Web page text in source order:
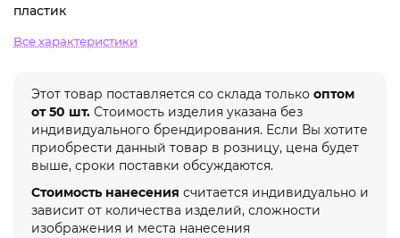
пластик
Все характеристики
Этот товар поставляется со склада только оптом
от 50 шт. Стоимость изделия указана без
индивидуального брендирования. Если Вы хотите
приобрести данный товар в розницу, цена будет
выше, сроки поставки обсуждаются.
Стоимость нанесения считается индивидуально и
зависит от количества изделий, сложности
изображения и места нанесения